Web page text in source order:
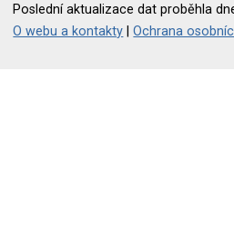
Poslední aktualizace dat proběhla
O webu a kontakty |Ochrana